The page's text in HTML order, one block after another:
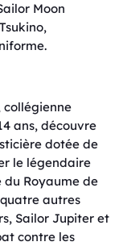
Moon
collégienne
ans, découvre
dotée de
le légendaire
du Royaume de
autres
Sailor Jupiter et
contre les